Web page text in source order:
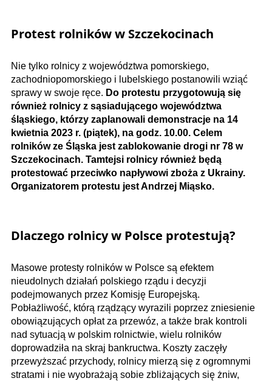
Protest rolników w Szczekocinach
Nie tylko rolnicy z województwa pomorskiego,
zachodniopomorskiego i lubelskiego postanowili wziąć
sprawy w swoje ręce. Do protestu przygotowują się
również rolnicy z sąsiadującego województwa
śląskiego, którzy zaplanowali demonstracje na 14
kwietnia 2023 r. (piątek), na godz. 10.00. Celem
rolników ze Śląska jest zablokowanie drogi nr 78 w
Szczekocinach. Tamtejsi rolnicy również będą
protestować przeciwko napływowi zboża z Ukrainy.
Organizatorem protestu jest Andrzej Miąsko.
Dlaczego rolnicy w Polsce protestują?
Masowe protesty rolników w Polsce są efektem
nieudolnych działań polskiego rządu i decyzji
podejmowanych przez Komisję Europejską.
Pobłażliwość, którą rządzący wyrazili poprzez zniesienie
obowiązujących opłat za przewóz, a także brak kontroli
nad sytuacją w polskim rolnictwie, wielu rolników
doprowadziła na skraj bankructwa. Koszty zaczęły
przewyższać przychody, rolnicy mierzą się z ogromnymi
stratami i nie wyobrażają sobie zbliżających się żniw,